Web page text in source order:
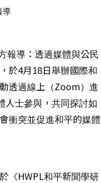
導
報導：透過媒體與公民
於4月18日舉辦國際和
透過線上（Zoom）進
人士參與，共同探討如
衝突並促進和平的媒體
《HWPL和平新聞學研